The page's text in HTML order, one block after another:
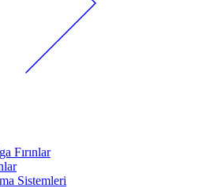
Fırınlar
Sistemleri